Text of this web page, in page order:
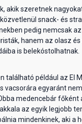
akik szeretnek
snack- és
pedig nemcsak
hanem az olasz és
is belekóstolhatnak.
található például az El
vacsorára egyaránt
medencebár főként
az egyik legjobb
mindenkinek, aki a